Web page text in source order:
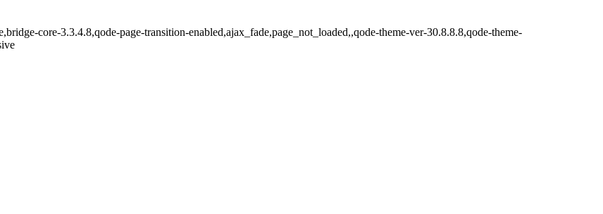
core-3.3.4.8,qode-page-transition-enabled,ajax_fade,page_not_loaded,,qode-theme-ver-30.8.8.8,qode-theme-